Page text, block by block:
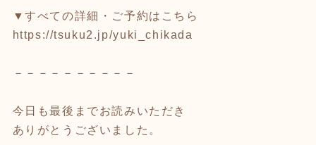
▼すべての詳細・ご予約はこちら
https://tsuku2.jp/yuki_chikada
－－－－－－－－－－
今日も最後までお読みいただき
ありがとうございました。